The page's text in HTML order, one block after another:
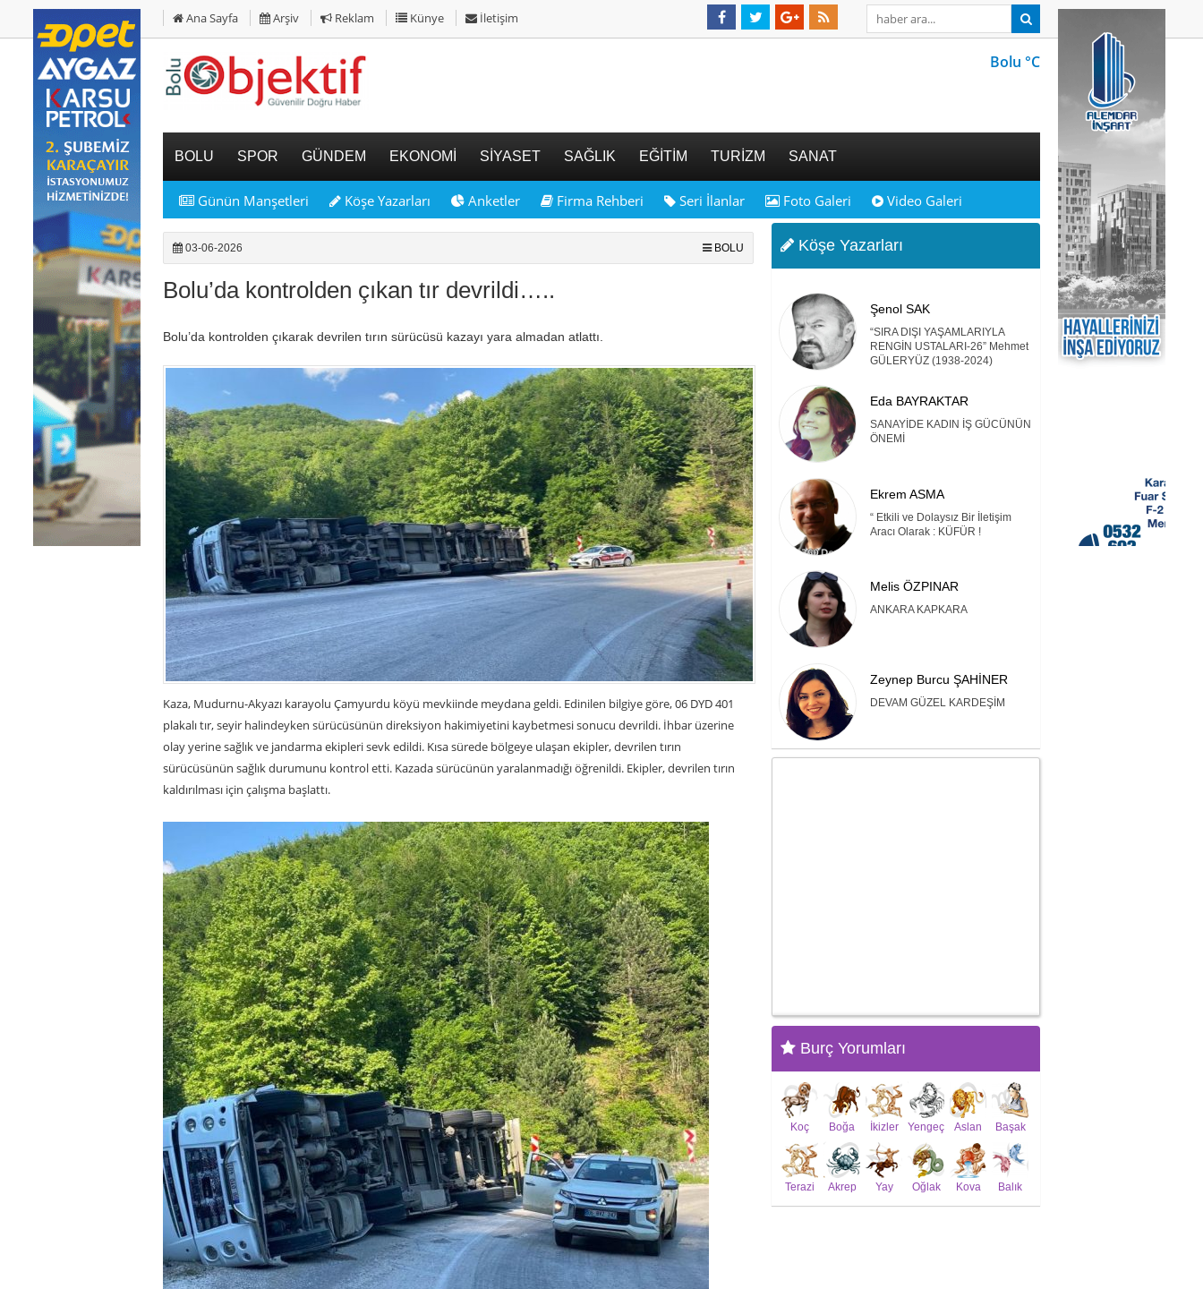
Ana Sayfa Arşiv Reklam Künye İletişim
Bolu °C
BOLU SPOR GÜNDEM EKONOMİ SİYASET SAĞLIK EĞİTİM TURİZM SANAT
Günün Manşetleri Köşe Yazarları Anketler Firma Rehberi Seri İlanlar Foto Galeri Video Galeri
03-06-2026 BOLU
Bolu’da kontrolden çıkan tır devrildi…..
Bolu’da kontrolden çıkarak devrilen tırın sürücüsü kazayı yara almadan atlattı.
Kaza, Mudurnu-Akyazı karayolu Çamyurdu köyü mevkiinde meydana geldi. Edinilen bilgiye göre, 06 DYD 401
plakalı tır, seyir halindeyken sürücüsünün direksiyon hakimiyetini kaybetmesi sonucu devrildi. İhbar üzerine
olay yerine sağlık ve jandarma ekipleri sevk edildi. Kısa sürede bölgeye ulaşan ekipler, devrilen tırın
sürücüsünün sağlık durumunu kontrol etti. Kazada sürücünün yaralanmadığı öğrenildi. Ekipler, devrilen tırın
kaldırılması için çalışma başlattı.
Köşe Yazarları
Şenol SAK
“SIRA DIŞI YAŞAMLARIYLA
RENGİN USTALARI-26” Mehmet
GÜLERYÜZ (1938-2024)
Eda BAYRAKTAR
SANAYİDE KADIN İŞ GÜCÜNÜN
ÖNEMİ
Ekrem ASMA
“ Etkili ve Dolaysız Bir İletişim
Aracı Olarak : KÜFÜR !
Melis ÖZPINAR
ANKARA KAPKARA
Zeynep Burcu ŞAHİNER
DEVAM GÜZEL KARDEŞİM
Burç Yorumları
Koç Boğa İkizler Yengeç Aslan Başak
Terazi Akrep Yay Oğlak Kova Balık